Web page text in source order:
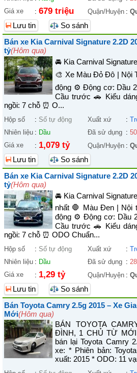
Giá xe
: 679 triệu Quận/Huyện :
Lưu tin
So sánh
Bán xe Kia Carnival Signature 2.2D
tỷ(Hôm qua)
🚘 Kia Carnival
🎨 Xe Màu Đỏ Đô | Nội
động ⚙️ Động cơ: Dầu
Cầu trước 🚗 Kiểu
ngồi: 7 chỗ ⏰ O...
Hộp số : Số tự động Xuất xứ :
Nhiên liệu : Dầu Đã sử dụng :
Giá xe
: 1,079 tỷ Quận/Huyện :
Lưu tin
So sánh
Bán xe Kia Carnival Signature 2.2D
tỷ(Hôm qua)
🚘 Kia Carnival
nhất 🛑 Màu Đen | Nội
động ⚙️ Động cơ: Dầu
Cầu trước 🚗 Kiểu
ngồi: 7 chỗ ⏰ ODO Chuẩn...
Hộp số : Số tự động Xuất xứ :
Nhiên liệu : Dầu Đã sử dụng :
Giá xe
: 1,29 tỷ Quận/Huyện :
Lưu tin
So sánh
Bán Toyota Camry 2.5g 2015 – Xe
Mới(Hôm qua)
BÁN TOYOTA
ĐÌNH, 1 CHỦ TỪ
bán lại Toyota Camry
xe: * Phiên bản:
xuất: 2015 * ODO: 11